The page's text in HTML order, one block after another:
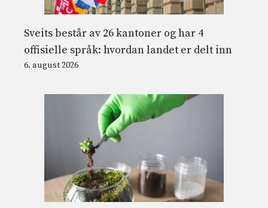
Sveits består av 26 kantoner og har 4
offisielle språk: hvordan landet er delt inn
6. august 2026